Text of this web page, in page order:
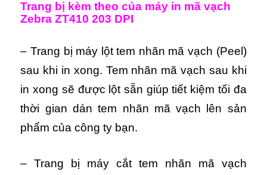
Trang bị kèm theo của máy in mã vạch
Zebra ZT410 203 DPI
– Trang bị máy lột tem nhãn mã vạch (Peel)
sau khi in xong. Tem nhãn mã vạch sau khi
in xong sẽ được lột sẵn giúp tiết kiệm tối đa
thời gian dán tem nhãn mã vạch lên sản
phẩm của công ty bạn.
– Trang bị máy cắt tem nhãn mã vạch